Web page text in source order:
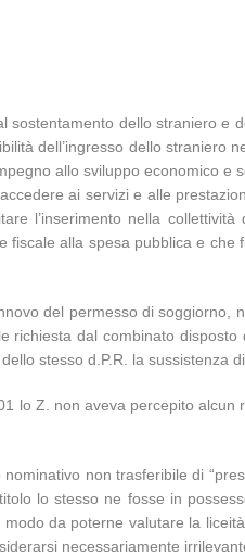
dello straniero e
dell’ingresso dello straniero
allo sviluppo economico e
ai servizi e alle
l’inserimento nella
alla spesa pubblica e
del permesso di soggiorno,
dal combinato
stesso d.P.R. la sussistenza
lo Z. non aveva percepito
non trasferibile di
lo stesso ne fosse in
da poterne valutare la
necessariamente